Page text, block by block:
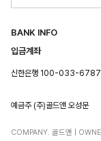
BANK INFO
입금계좌
신한은행 100-033-
예금주 (주)골드앤 오성문
COMPANY. 골드앤 |